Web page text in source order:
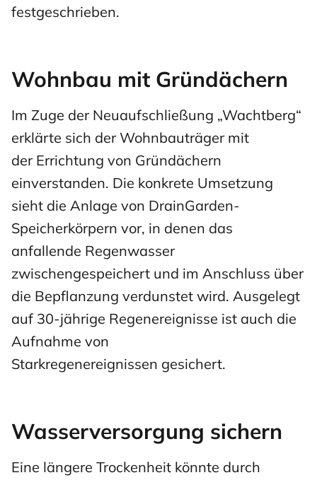
festgeschrieben.
Wohnbau mit Gründächern
Im Zuge der Neuaufschließung „Wachtberg“
erklärte sich der Wohnbauträger mit
der Errichtung von Gründächern
einverstanden. Die konkrete Umsetzung
sieht die Anlage von DrainGarden-
Speicherkörpern vor, in denen das
anfallende Regenwasser
zwischengespeichert und im Anschluss über
die Bepflanzung verdunstet wird. Ausgelegt
auf 30-jährige Regenereignisse ist auch die
Aufnahme von
Starkregenereignissen gesichert.
Wasserversorgung sichern
Eine längere Trockenheit könnte durch